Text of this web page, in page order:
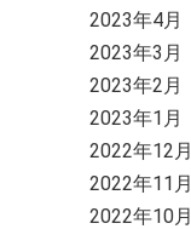
2023年4月
2023年3月
2023年2月
2023年1月
2022年12月
2022年11月
2022年10月